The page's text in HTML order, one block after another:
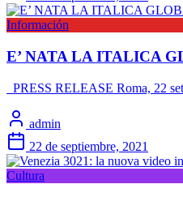
Información
E’ NATA LA ITALICA
PRESS RELEASE Roma, 22
admin
22 de septiembre, 2021
Cultura